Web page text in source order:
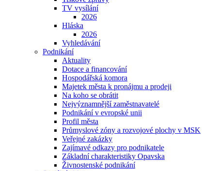
TV vysílání
2026
Hláska
2026
Vyhledávání
Podnikání
Aktuality
Dotace a financování
Hospodářská komora
Majetek města k pronájmu a prodeji
Na koho se obrátit
Nejvýznamnější zaměstnavatelé
Podnikání v evropské unii
Profil města
Průmyslové zóny a rozvojové plochy v MSK
Veřejné zakázky
Zajímavé odkazy pro podnikatele
Základní charakteristiky Opavska
Živnostenské podnikání